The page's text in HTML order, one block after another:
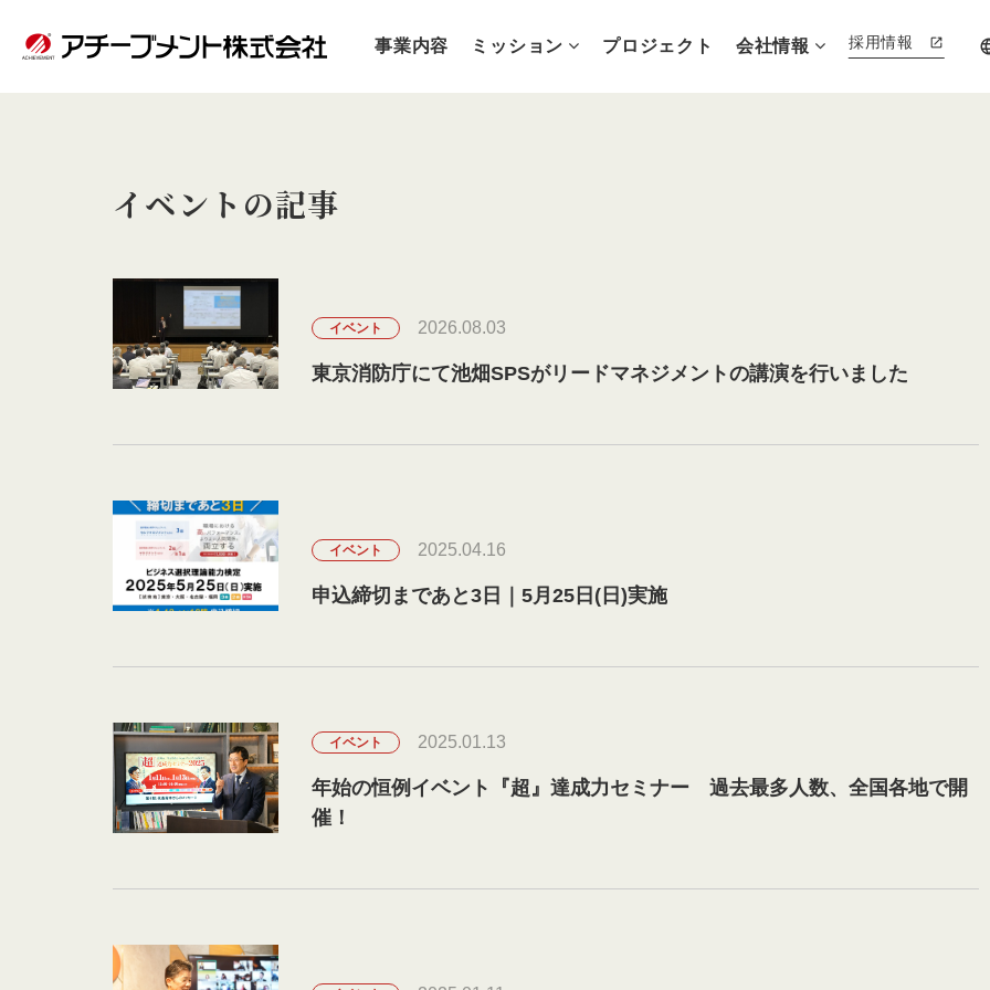
事業内容 ミッション プロジェクト 会社情報 採用情報
イベントの記事
イベント 2026.08.03
東京消防庁にて池畑SPSがリードマネジメントの講演を行いました
イベント 2025.04.16
申込締切まであと3日｜5月25日(日)実施
イベント 2025.01.13
年始の恒例イベント『超』達成力セミナー 過去最多人数、全国各地で開
催！